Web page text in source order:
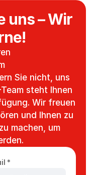
uns – Wir
Sie nicht, uns
steht Ihnen
Wir freuen
und Ihnen zu
machen, um
*